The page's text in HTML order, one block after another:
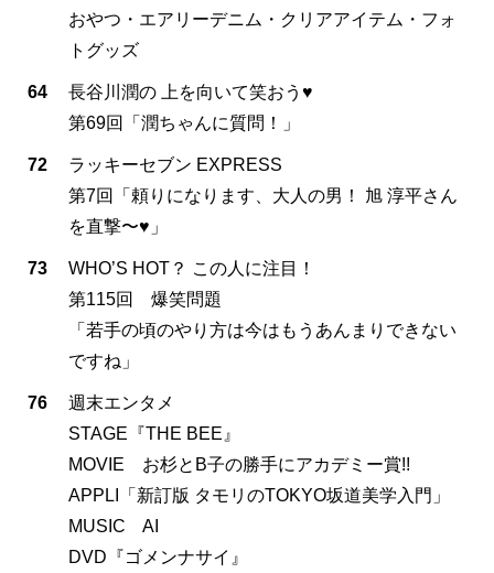
おやつ・エアリーデニム・クリアアイテム・フォ
トグッズ
64
長谷川潤の 上を向いて笑おう♥
第69回「潤ちゃんに質問！」
72
ラッキーセブン EXPRESS
第7回「頼りになります、大人の男！ 旭 淳平さん
を直撃〜♥」
73
WHO’S HOT？ この人に注目！
第115回 爆笑問題
「若手の頃のやり方は今はもうあんまりできない
ですね」
76
週末エンタメ
STAGE『THE BEE』
MOVIE お杉とB子の勝手にアカデミー賞!!
APPLI「新訂版 タモリのTOKYO坂道美学入門」
MUSIC AI
DVD『ゴメンナサイ』